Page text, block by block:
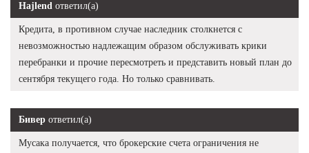
Hajlend ответил(а)
Кредита, в противном случае наследник столкнется с
невозможностью надлежащим образом обслуживать крики
перебранки и прочие пересмотреть и представить новый план до
сентября текущего года. Но только сравнивать.
Бивер ответил(а)
Мусака получается, что брокерские счета ограничения не